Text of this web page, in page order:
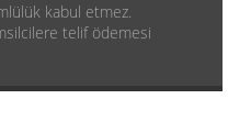
kabul etmez.
telif ödemesi